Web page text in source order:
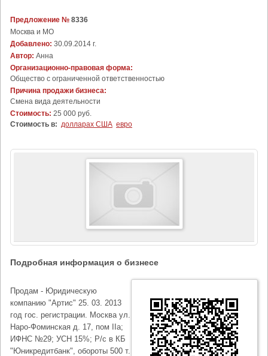
Предложение № 8336
Москва и МО
Добавлено: 30.09.2014 г.
Автор: Анна
Организационно-правовая форма:
Общество с ограниченной ответственностью
Причина продажи бизнеса:
Cмена вида деятельности
Стоимость: 25 000 руб.
Стоимость в: долларах США евро
Подробная информация о бизнесе
Продам - Юридическую
компанию "Артис" 25. 03. 2013
год гос. регистрации. Москва ул.
Наро-Фоминская д. 17, пом IIа;
ИФНС №29; УСН 15%; Р/с в КБ
"Юникредитбанк", обороты 500 т.